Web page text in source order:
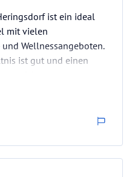
ist ein ideal
mit vielen
Wellnessangeboten.
ist gut und einen